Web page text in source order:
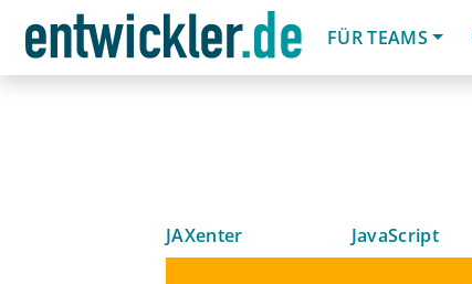
FÜR TEAMS
JAXenter JavaScript